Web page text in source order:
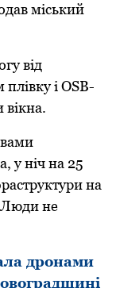
міський
від
плівку і ОSB-
у ніч на 25
на
Люди не
дронами